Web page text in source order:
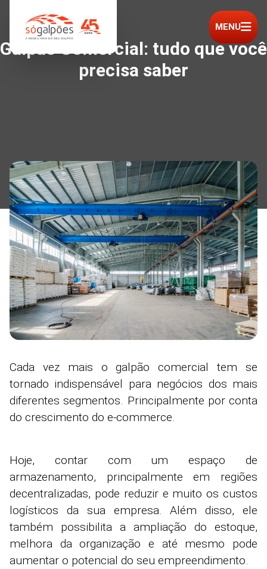
MENU
Galpão Comercial: tudo que você
precisa saber
Cada vez mais o galpão comercial tem se
tornado indispensável para negócios dos mais
diferentes segmentos. Principalmente por conta
do crescimento do e-commerce.
Hoje, contar com um espaço de
armazenamento, principalmente em regiões
decentralizadas, pode reduzir e muito os custos
logísticos da sua empresa. Além disso, ele
também possibilita a ampliação do estoque,
melhora da organização e até mesmo pode
aumentar o potencial do seu empreendimento.